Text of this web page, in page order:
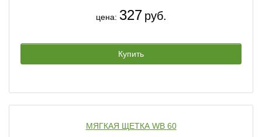
цена: 327 руб.
Купить
МЯГКАЯ ЩЕТКА WB 60